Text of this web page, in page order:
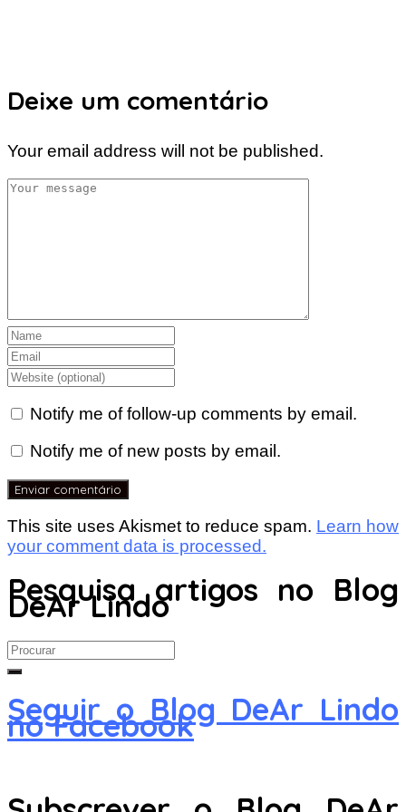
Deixe um comentário
Your email address will not be published.
Notify me of follow-up comments by email.
Notify me of new posts by email.
This site uses Akismet to reduce spam. Learn how
your comment data is processed.
Pesquisa artigos no Blog
DeAr Lindo
Search
for:
Seguir o Blog DeAr Lindo
no Facebook